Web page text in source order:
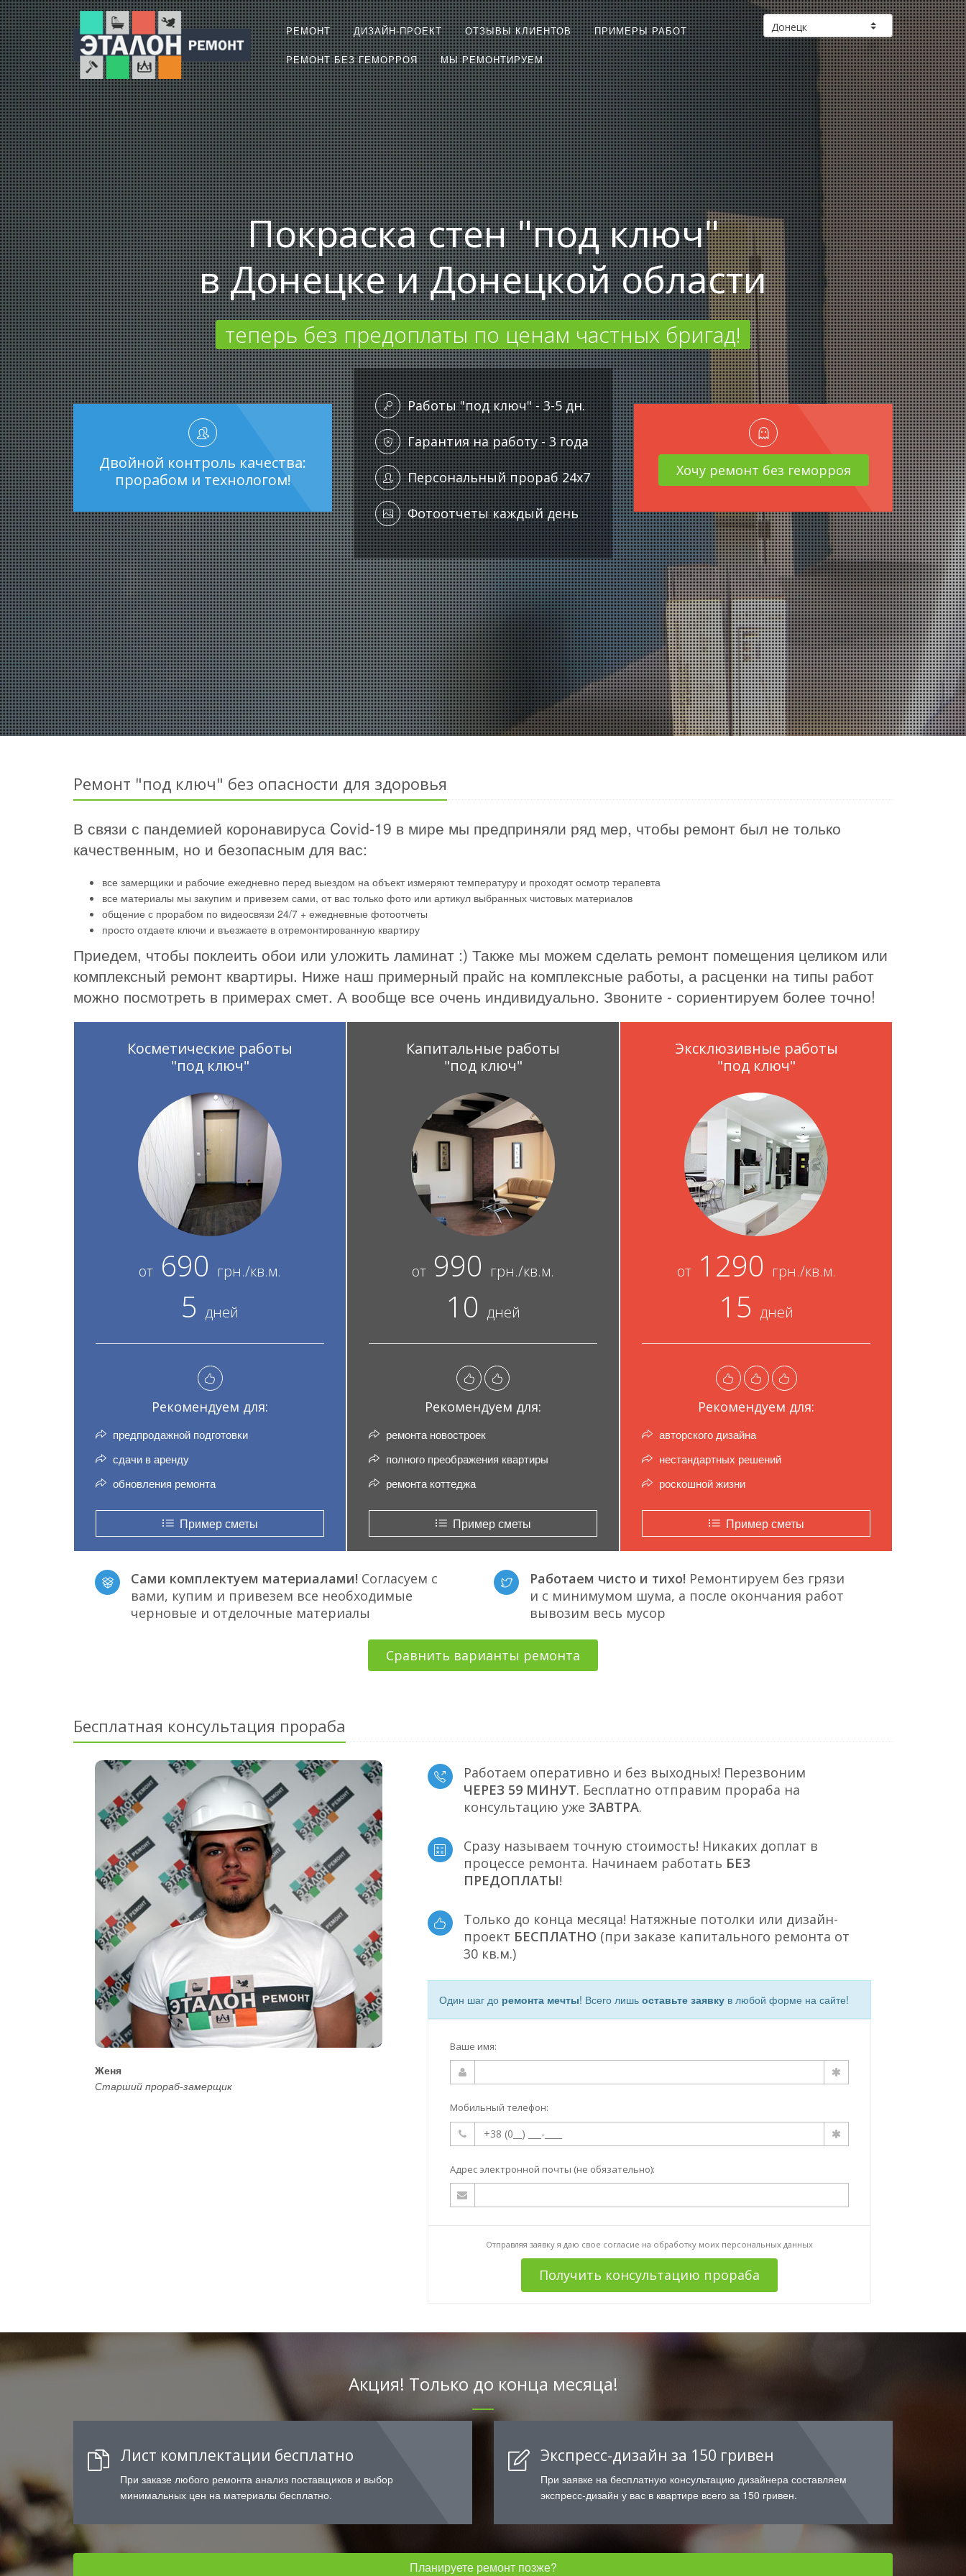
РЕМОНТ ДИЗАЙН-ПРОЕКТ ОТЗЫВЫ КЛИЕНТОВ ПРИМЕРЫ РАБОТ
РЕМОНТ БЕЗ ГЕМОРРОЯ МЫ РЕМОНТИРУЕМ
Покраска стен "под ключ"
в Донецке и Донецкой области
теперь без предоплаты по ценам частных бригад!
Двойной контроль качества:
прорабом и технологом!
Работы "под ключ" - 3-5 дн.
Гарантия на работу - 3 года
Персональный прораб 24x7
Фотоотчеты каждый день
Хочу ремонт без геморроя
Ремонт "под ключ" без опасности для здоровья
В связи с пандемией коронавируса Covid-19 в мире мы предприняли ряд мер, чтобы ремонт был не только
качественным, но и безопасным для вас:
все замерщики и рабочие ежедневно перед выездом на объект измеряют температуру и проходят осмотр терапевта
все материалы мы закупим и привезем сами, от вас только фото или артикул выбранных чистовых материалов
общение с прорабом по видеосвязи 24/7 + ежедневные фотоотчеты
просто отдаете ключи и въезжаете в отремонтированную квартиру
Приедем, чтобы поклеить обои или уложить ламинат :) Также мы можем сделать ремонт помещения целиком или
комплексный ремонт квартиры. Ниже наш примерный прайс на комплексные работы, а расценки на типы работ
можно посмотреть в примерах смет. А вообще все очень индивидуально. Звоните - сориентируем более точно!
Косметические работы
"под ключ"
от 690 грн./кв.м.
5 дней
Рекомендуем для:
предпродажной подготовки
сдачи в аренду
обновления ремонта
Пример сметы
Капитальные работы
"под ключ"
от 990 грн./кв.м.
10 дней
Рекомендуем для:
ремонта новостроек
полного преображения квартиры
ремонта коттеджа
Пример сметы
Эксклюзивные работы
"под ключ"
от1290 грн./кв.м.
15 дней
Рекомендуем для:
авторского дизайна
нестандартных решений
роскошной жизни
Пример сметы
Сами комплектуем материалами! Согласуем с
вами, купим и привезем все необходимые
черновые и отделочные материалы
Работаем чисто и тихо! Ремонтируем без грязи
и с минимумом шума, а после окончания работ
вывозим весь мусор
Сравнить варианты ремонта
Бесплатная консультация прораба
Женя
Старший прораб-замерщик
Работаем оперативно и без выходных! Перезвоним
ЧЕРЕЗ 59 МИНУТ. Бесплатно отправим прораба на
консультацию уже ЗАВТРА.
Сразу называем точную стоимость! Никаких доплат в
процессе ремонта. Начинаем работать БЕЗ
ПРЕДОПЛАТЫ!
Только до конца месяца! Натяжные потолки или дизайн-
проект БЕСПЛАТНО (при заказе капитального ремонта от
30 кв.м.)
Один шаг до ремонта мечты! Всего лишь оставьте заявкув любой форме на сайте!
Ваше имя:
Мобильный телефон:
Адрес электронной почты (не обязательно):
Отправляя заявку я даю свое согласие на обработку моих персональных данных
Получить консультацию прораба
Акция! Только до конца месяца!
Лист комплектации бесплатно
При заказе любого ремонта анализ поставщиков и выбор
минимальных цен на материалы бесплатно.
Экспресс-дизайн за 150 гривен
При заявке на бесплатную консультацию дизайнера составляем
экспресс-дизайн у вас в квартире всего за 150 гривен.
Планируете ремонт позже?